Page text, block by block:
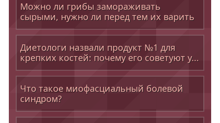
Можно ли грибы замораживать
сырыми, нужно ли перед тем их варить
Диетологи назвали продукт №1 для
крепких костей: почему его советуют у...
Что такое миофасциальный болевой
синдром?